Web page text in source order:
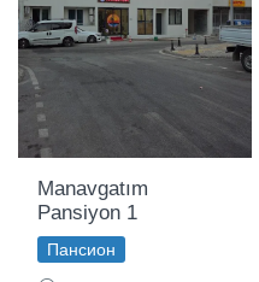
Manavgatım
Pansiyon 1
Пансион